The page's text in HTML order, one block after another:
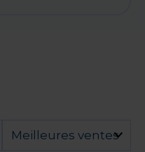
Meilleures ventes